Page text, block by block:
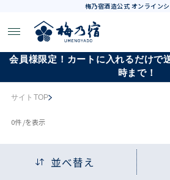
梅乃宿酒造公式 オンライン
会員様限定！カートに入れるだけで
時まで！
サイトTOP
0件 /を表示
並べ替え